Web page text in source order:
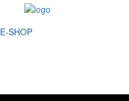
E-SHOP